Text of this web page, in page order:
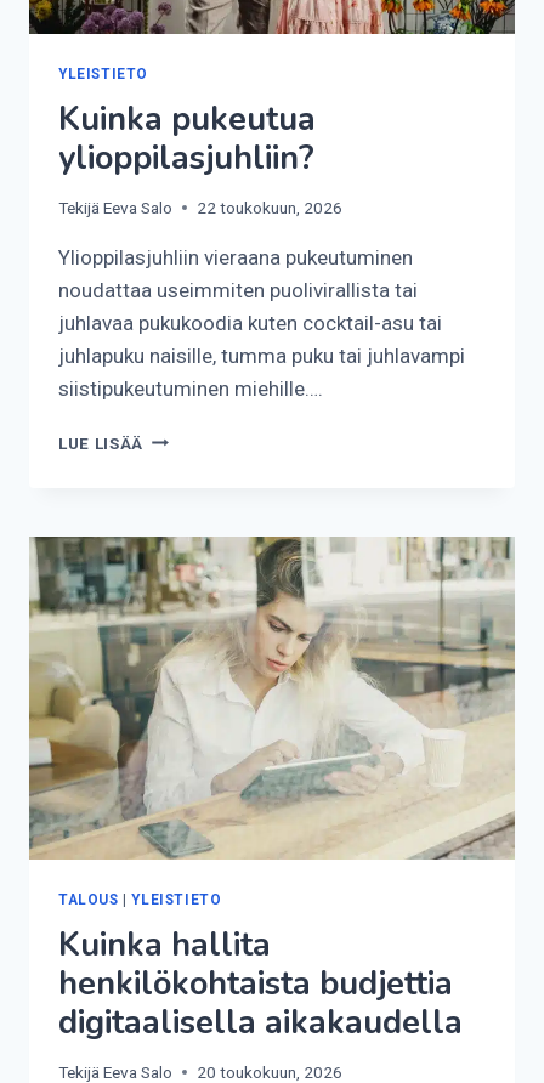
YLEISTIETO
Kuinka pukeutua
ylioppilasjuhliin?
Tekijä Eeva Salo 22 toukokuun, 2026
Ylioppilasjuhliin vieraana pukeutuminen
noudattaa useimmiten puolivirallista tai
juhlavaa pukukoodia kuten cocktail-asu tai
juhlapuku naisille, tumma puku tai juhlavampi
siistipukeutuminen miehille….
LUE LISÄÄ KUINKA
TALOUS |YLEISTIETO
Kuinka hallita
henkilökohtaista budjettia
digitaalisella aikakaudella
Tekijä Eeva Salo 20 toukokuun, 2026